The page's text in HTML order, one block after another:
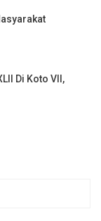
Di Koto VII,